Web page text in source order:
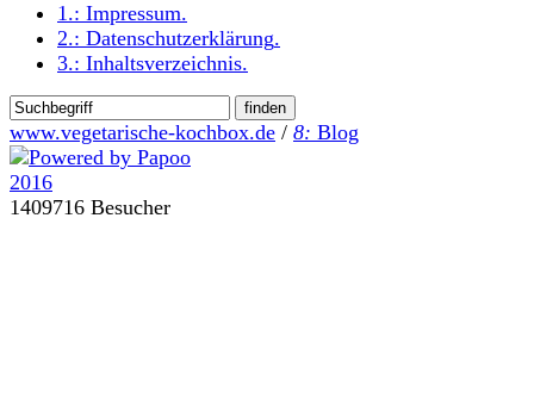
1.: Impressum.
2.: Datenschutzerklärung.
3.: Inhaltsverzeichnis.
www.vegetarische-kochbox.de / 8: Blog
1409716 Besucher